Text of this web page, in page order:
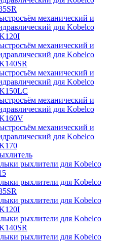
механический и
для Kobelco
механический и
для Kobelco
механический и
для Kobelco
механический и
для Kobelco
механический и
для Kobelco
рыхлители для Kobelco
рыхлители для Kobelco
рыхлители для Kobelco
рыхлители для Kobelco
рыхлители для Kobelco